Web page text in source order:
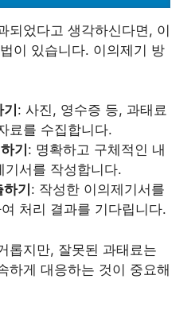
되었다고 생각하신다면, 이
이 있습니다. 이의제기 방
: 사진, 영수증 등, 과태료
료를 수집합니다.
기 : 명확하고 구체적인 내
기서를 작성합니다.
기 : 작성한 이의제기서를
처리 결과를 기다립니다.
롭지만, 잘못된 과태료는
하게 대응하는 것이 중요해